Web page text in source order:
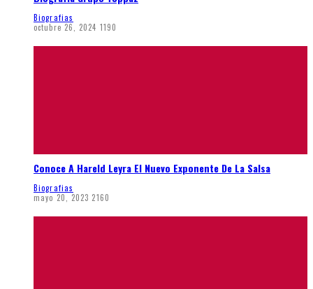
Biografias
octubre 26, 2024 1190
Conoce A Hareld Leyra El Nuevo Exponente De La Salsa
Biografias
mayo 20, 2023 2160